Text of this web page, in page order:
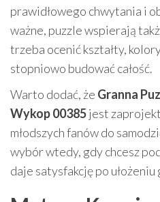
prawidłowego chwytania i
ważne, puzzle wspierają
trzeba ocenić kształty,
stopniowo budować całość.
Warto dodać, że Granna
Wykop 00385jest
młodszych fanów do
wybór wtedy, gdy chcesz
daje satysfakcję po